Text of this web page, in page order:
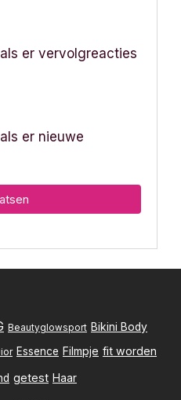
er vervolgreacties
er nieuwe
Beautyglowsport Bikini Body
Essence Filmpje fit worden
getest Haar